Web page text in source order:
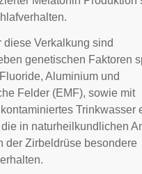
diese Verkalkung sind
genetischen Faktoren
Aluminium und
Felder (EMF), sowie mit
Trinkwasser
in naturheilkundlichen
der Zirbeldrüse besondere